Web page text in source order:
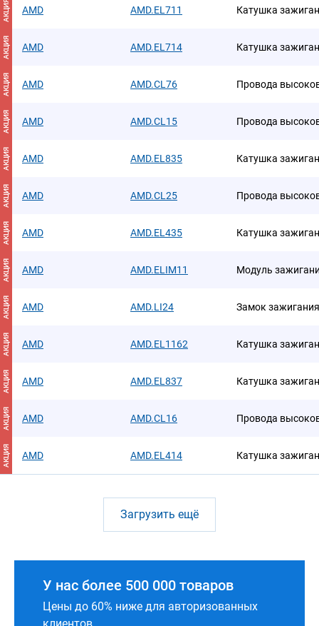
АКЦИЯ AMD AMD.EL711 Катушка
АКЦИЯ AMD AMD.EL714 Катушка
АКЦИЯ AMD AMD.CL76 Провода
АКЦИЯ AMD AMD.CL15 Провода
АКЦИЯ AMD AMD.EL835 Катушка
АКЦИЯ AMD AMD.CL25 Провода
АКЦИЯ AMD AMD.EL435 Катушка
АКЦИЯ AMD AMD.ELIM11 Модуль
АКЦИЯ AMD AMD.LI24 Замок
АКЦИЯ AMD AMD.EL1162 Катушка
АКЦИЯ AMD AMD.EL837 Катушка
АКЦИЯ AMD AMD.CL16 Провода
АКЦИЯ AMD AMD.EL414 Катушка
Загрузить ещё
У нас более 500 000 товаров
Цены до 60% ниже для авторизованных